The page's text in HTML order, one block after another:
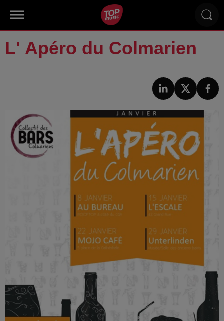
L' Apéro du Colmarien